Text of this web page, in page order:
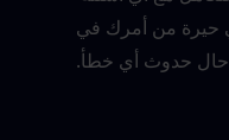
حال حدوث أي خطأ.